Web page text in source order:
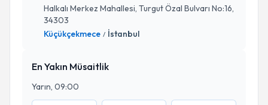
Halkalı Merkez Mahallesi, Turgut Özal Bulvarı No:16,
34303
Küçükçekmece / İstanbul
En Yakın Müsaitlik
Yarın, 09:00